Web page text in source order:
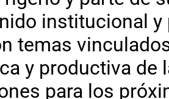
institucional
temas
y productiva de
para los